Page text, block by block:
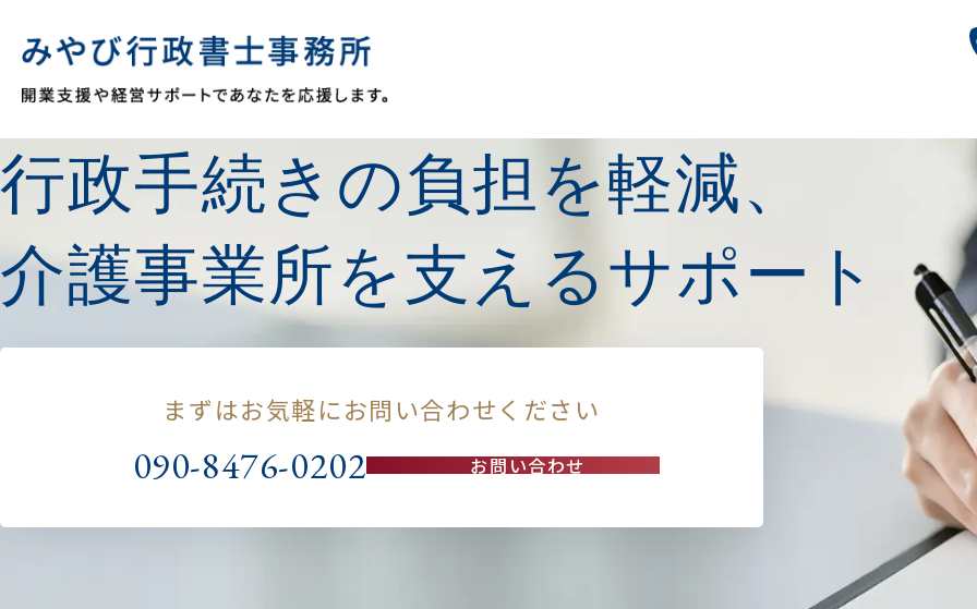
行政手続きの負担を軽減、
介護事業所を支えるサポート
まずはお気軽にお問い合わせください
090-8476-0202 お問い合わせ